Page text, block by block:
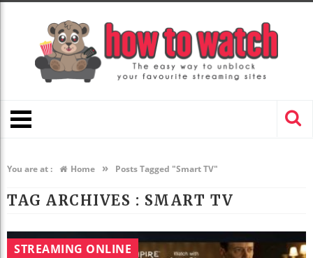
You are at : Home » Posts Tagged "Smart TV"
TAG ARCHIVES : SMART TV
STREAMING ONLINE